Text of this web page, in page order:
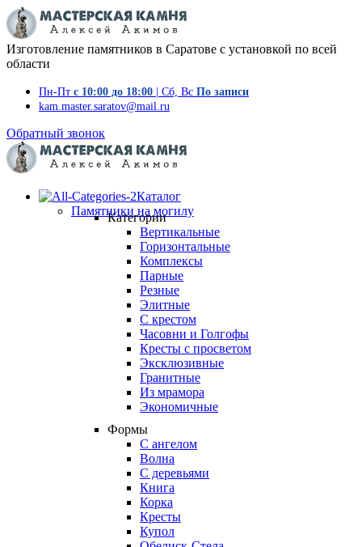
Изготовление памятников в Саратове с установкой по всей
области
Пн-Пт с 10:00 до 18:00 | Сб, Вс По записи
kam.master.saratov@mail.ru
Обратный звонок
Каталог
Памятники на могилу
Категории
Вертикальные
Горизонтальные
Комплексы
Парные
Резные
Элитные
С крестом
Часовни и Голгофы
Кресты с просветом
Эксклюзивные
Гранитные
Из мрамора
Экономичные
Формы
С ангелом
Волна
С деревьями
Книга
Корка
Кресты
Купол